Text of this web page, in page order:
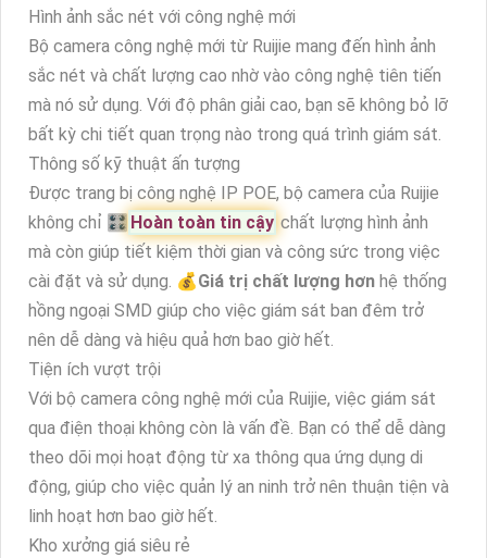
Hình ảnh sắc nét với công nghệ mới
Bộ camera công nghệ mới từ Ruijie mang đến hình ảnh
sắc nét và chất lượng cao nhờ vào công nghệ tiên tiến
mà nó sử dụng. Với độ phân giải cao, bạn sẽ không bỏ lỡ
bất kỳ chi tiết quan trọng nào trong quá trình giám sát.
Thông số kỹ thuật ấn tượng
Được trang bị công nghệ IP POE, bộ camera của Ruijie
không chỉ 🎛 Hoàn toàn tin cậy chất lượng hình ảnh
mà còn giúp tiết kiệm thời gian và công sức trong việc
cài đặt và sử dụng. 💰Giá trị chất lượng hơn hệ thống
hồng ngoại SMD giúp cho việc giám sát ban đêm trở
nên dễ dàng và hiệu quả hơn bao giờ hết.
Tiện ích vượt trội
Với bộ camera công nghệ mới của Ruijie, việc giám sát
qua điện thoại không còn là vấn đề. Bạn có thể dễ dàng
theo dõi mọi hoạt động từ xa thông qua ứng dụng di
động, giúp cho việc quản lý an ninh trở nên thuận tiện và
linh hoạt hơn bao giờ hết.
Kho xưởng giá siêu rẻ